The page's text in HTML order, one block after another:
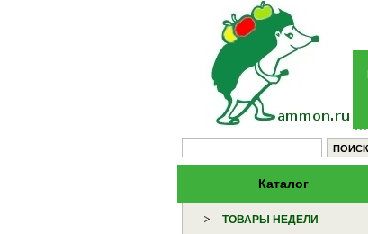
Каталог
ТОВАРЫ НЕДЕЛИ